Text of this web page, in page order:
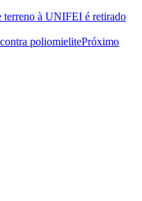
terreno à UNIFEI é retirado
poliomielitePróximo